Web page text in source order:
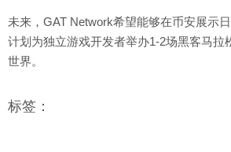
未来，GAT Network希望能够在币安展示
计划为独立游戏开发者举办1-2场黑客马拉
世界。
标签：